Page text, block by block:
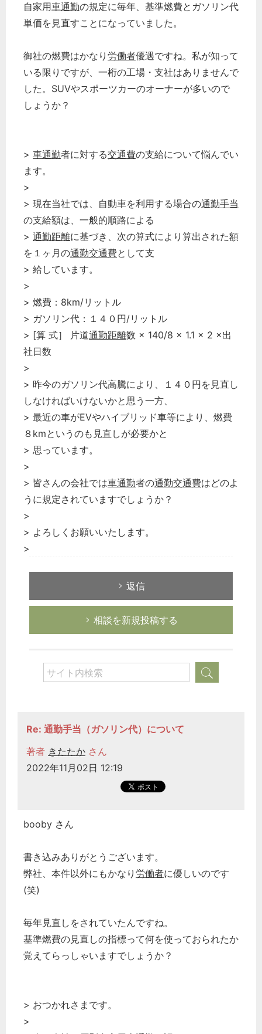
自家用車通勤の規定に毎年、基準燃費とガソリン代
単価を見直すことになっていました。
御社の燃費はかなり 労働者優遇ですね。私が知って
いる限りですが、一桁の工場・支社はありませんで
した。SUVやスポーツカーのオーナーが多いので
しょうか？
> 車通勤者に対する交通費の支給について悩んでい
ます。
>
> 現在当社では、自動車を利用する場合の通勤手当
の支給額は、一般的順路による
> 通勤距離に基づき、次の算式により算出された額
を１ヶ月の通勤交通費として支
> 給しています。
>
> 燃費：8km/リットル
> ガソリン代：１４０円/リットル
> [算 式］ 片道通勤距離数 × 140/8 × 1.1 × 2 ×出
社日数
>
> 昨今のガソリン代高騰により、１４０円を見直し
しなければいけないかと思う一方、
> 最近の車がEVやハイブリッド車等により、燃費
８kmというのも見直しが必要かと
> 思っています。
>
> 皆さんの会社では車通勤者の通勤交通費はどのよ
うに規定されていますでしょうか？
>
> よろしくお願いいたします。
>
返信
相談を新規投稿する
Re: 通勤手当（ガソリン代）について
著者 きたたか さん
2022年11月02日 12:19
booby さん
書き込みありがとうございます。
弊社、本件以外にもかなり 労働者に優しいのです
(笑)
毎年見直しをされていたんですね。
基準燃費の見直しの指標って何を使っておられたか
覚えてらっしゃいますでしょうか？
> おつかれさまです。
>